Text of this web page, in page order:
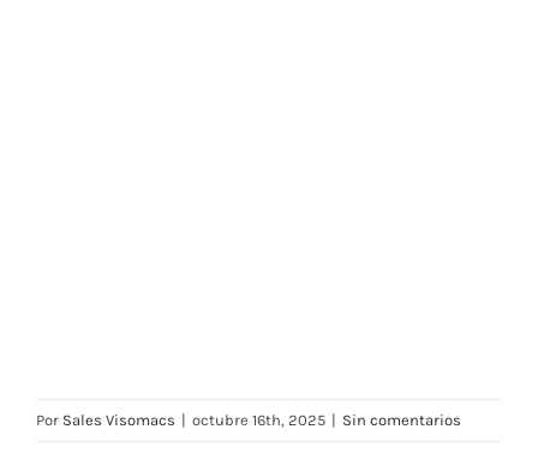
Por Sales Visomacs | octubre 16th, 2025 | Sin comentarios